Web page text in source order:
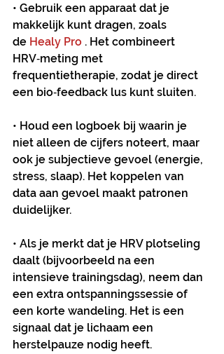
• Gebruik een apparaat dat je
makkelijk kunt dragen, zoals
de Healy Pro . Het combineert
HRV‑meting met
frequentietherapie, zodat je direct
een bio‑feedback lus kunt sluiten.
• Houd een logboek bij waarin je
niet alleen de cijfers noteert, maar
ook je subjectieve gevoel (energie,
stress, slaap). Het koppelen van
data aan gevoel maakt patronen
duidelijker.
• Als je merkt dat je HRV plotseling
daalt (bijvoorbeeld na een
intensieve trainingsdag), neem dan
een extra ontspanningssessie of
een korte wandeling. Het is een
signaal dat je lichaam een
herstelpauze nodig heeft.